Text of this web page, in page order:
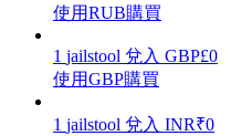
增值寶
使您的資產穩定增值
使用RUB購買
1 jailstool 兌入 GBP£0
使用GBP購買
1 jailstool 兌入 INR₹0